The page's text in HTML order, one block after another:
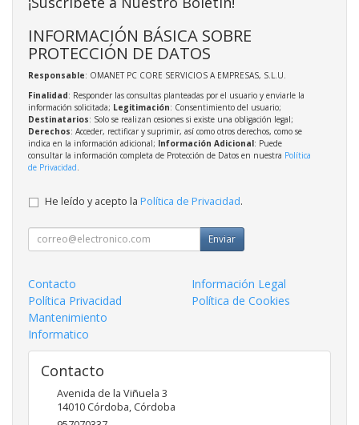
INFORMACIÓN BÁSICA SOBRE
PROTECCIÓN DE DATOS
Responsable: OMANET PC CORE SERVICIOS A EMPRESAS, S.L.U.
Finalidad: Responder las consultas planteadas por el usuario y enviarle la
información solicitada; Legitimación: Consentimiento del usuario;
Destinatarios: Solo se realizan cesiones si existe una obligación legal;
Derechos: Acceder, rectificar y suprimir, así como otros derechos, como se
indica en la información adicional; Información Adicional: Puede
consultar la información completa de Protección de Datos en nuestra Política
de Privacidad
He leído y acepto la Política de Privacidad.
Enviar
Contacto
Información Legal
Política Privacidad
Política de Cookies
Mantenimiento
Informatico
Contacto
Avenida de la Viñuela 3
14010 Córdoba, Córdoba